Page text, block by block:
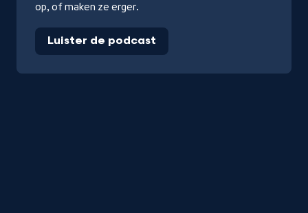
op, of maken ze erger.
Luister de podcast